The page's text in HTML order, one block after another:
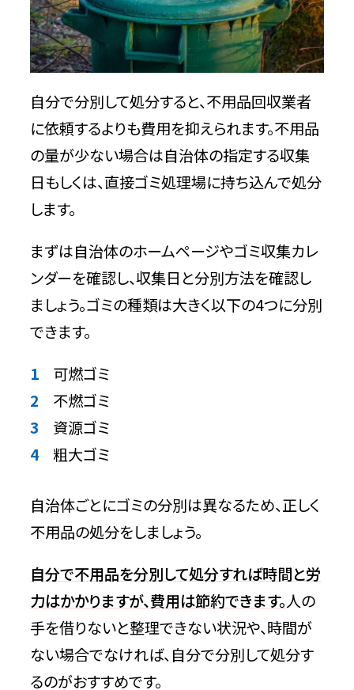
自分で分別して処分すると、不用品回収業者
に依頼するよりも費用を抑えられます。不用品
の量が少ない場合は自治体の指定する収集
日もしくは、直接ゴミ処理場に持ち込んで処分
します。
まずは自治体のホームページやゴミ収集カレ
ンダーを確認し、収集日と分別方法を確認し
ましょう。ゴミの種類は大きく以下の4つに分別
できます。
可燃ゴミ
不燃ゴミ
資源ゴミ
粗大ゴミ
自治体ごとにゴミの分別は異なるため、正しく
不用品の処分をしましょう。
自分で不用品を分別して処分すれば時間と労
力はかかりますが、費用は節約できます。人の
手を借りないと整理できない状況や、時間が
ない場合でなければ、自分で分別して処分す
るのがおすすめです。